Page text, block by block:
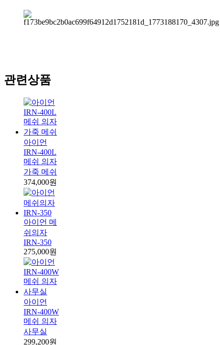
관련상품
아이언
IRN-400L
메쉬 의자
가죽 메쉬
374,000원
아이언 메
쉬의자
IRN-350
275,000원
아이언
IRN-400W
메쉬 의자
사무실
299,200원